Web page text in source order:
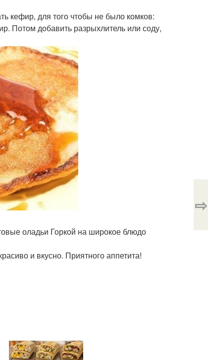
кефир, для того чтобы не было комков:
Потом добавить разрыхлитель или соду,
оладьи Горкой на широкое блюдо
и вкусно. Приятного аппетита!
⇨